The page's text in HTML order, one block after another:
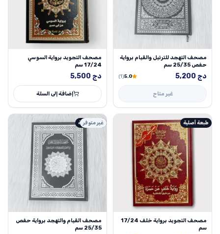
مصحف التهجد للترتيل والقيام برواية
حفص 25/35 سم
5,200 دج 5.0
(1)
غير متاح
مصحف التجويد برواية السوسي
17/24 سم
5,500 دج
إضافة إلى السلة
طبعة أصلية
مصحف التجويد برواية خلف 17/24
سم
طبعة أصلية
غير متوفر
مصحف القيام والتهجد برواية حفص
25/35 سم